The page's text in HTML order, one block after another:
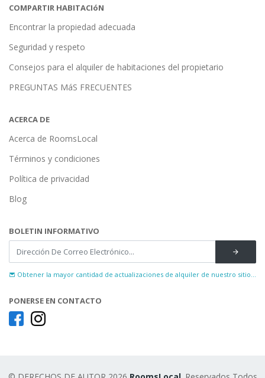
COMPARTIR HABITACIóN
Encontrar la propiedad adecuada
Seguridad y respeto
Consejos para el alquiler de habitaciones del propietario
PREGUNTAS MáS FRECUENTES
ACERCA DE
Acerca de RoomsLocal
Términos y condiciones
Política de privacidad
Blog
BOLETIN INFORMATIVO
Obtener la mayor cantidad de actualizaciones de alquiler de nuestro sitio...
PONERSE EN CONTACTO